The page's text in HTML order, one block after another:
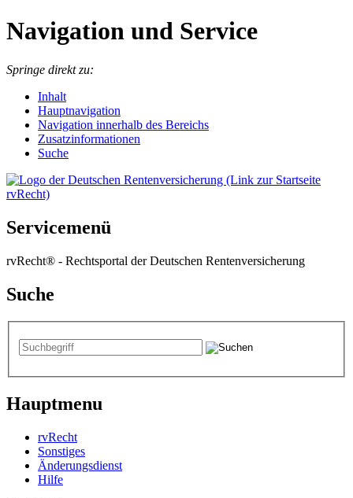
Navigation und Service
Springe direkt zu:
Inhalt
Hauptnavigation
Navigation innerhalb des Bereichs
Zusatzinformationen
Suche
Servicemenü
rvRecht® - Rechtsportal der Deutschen Rentenversicherung
Suche
Hauptmenu
rvRecht
Sonstiges
Änderungsdienst
Hil­fe